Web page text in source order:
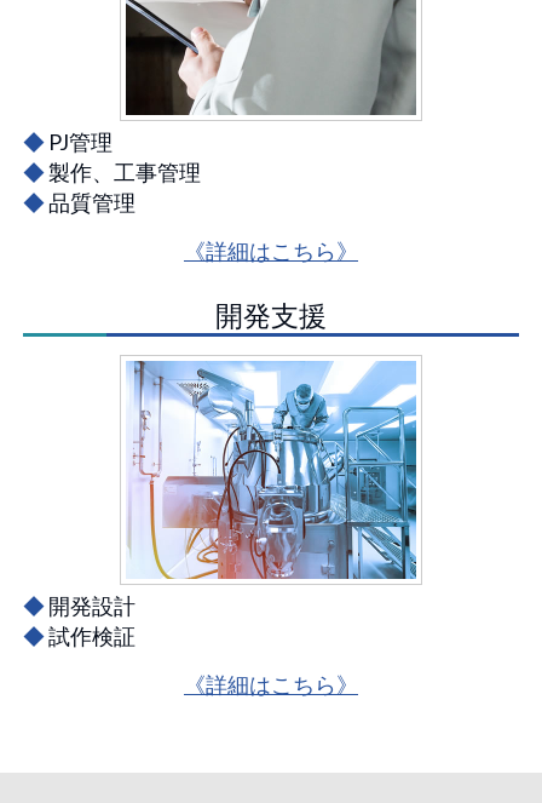
◆PJ管理
◆製作、工事管理
◆品質管理
《詳細はこちら》
開発支援
◆開発設計
◆試作検証
《詳細はこちら》